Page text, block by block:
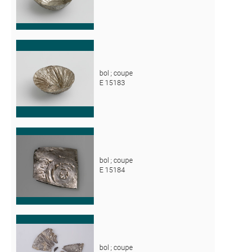
bol ; coupe
E 15183
bol ; coupe
E 15184
bol ; coupe